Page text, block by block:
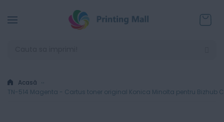
Acasă
TN-514 Magenta - Cartus toner original Konica Minolta pentru Bizhub